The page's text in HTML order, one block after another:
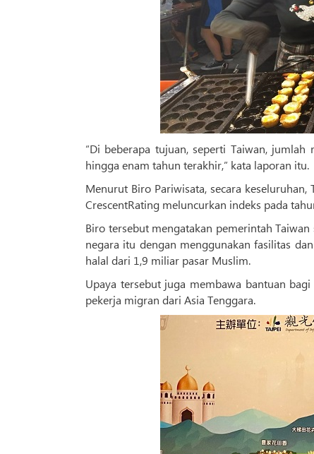
“Di beberapa tujuan, seperti Taiwan,
hingga enam tahun terakhir,” kata laporan itu.
Menurut Biro Pariwisata, secara
CrescentRating meluncurkan indeks pada
Biro tersebut mengatakan pemerintah
negara itu dengan menggunakan fasilitas
halal dari 1,9 miliar pasar Muslim.
Upaya tersebut juga membawa bantuan
pekerja migran dari Asia Tenggara.